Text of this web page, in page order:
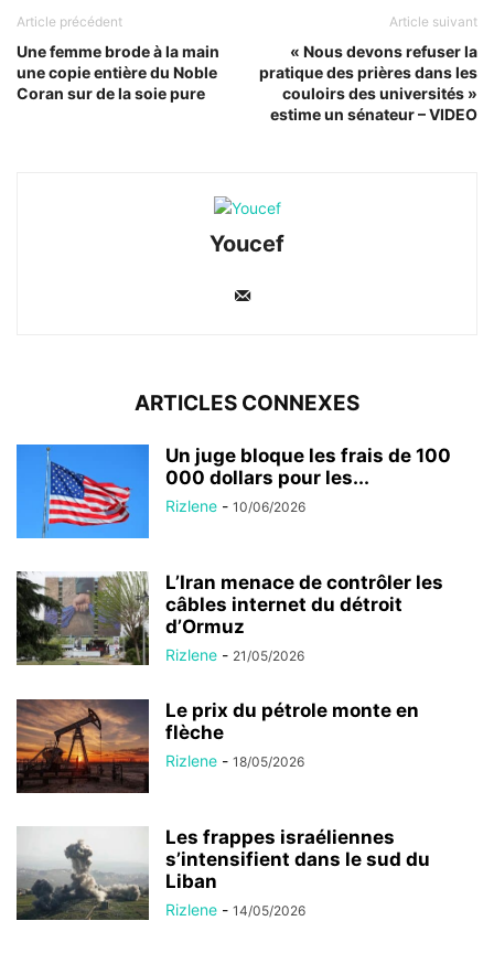
Article précédent
Une femme brode à la main
une copie entière du Noble
Coran sur de la soie pure
Article suivant
« Nous devons refuser la
pratique des prières dans les
couloirs des universités »
estime un sénateur – VIDEO
Youcef
ARTICLES CONNEXES
Un juge bloque les frais de 100
000 dollars pour les...
Rizlene - 10/06/2026
L’Iran menace de contrôler les
câbles internet du détroit
d’Ormuz
Rizlene - 21/05/2026
Le prix du pétrole monte en
flèche
Rizlene - 18/05/2026
Les frappes israéliennes
s’intensifient dans le sud du
Liban
Rizlene - 14/05/2026